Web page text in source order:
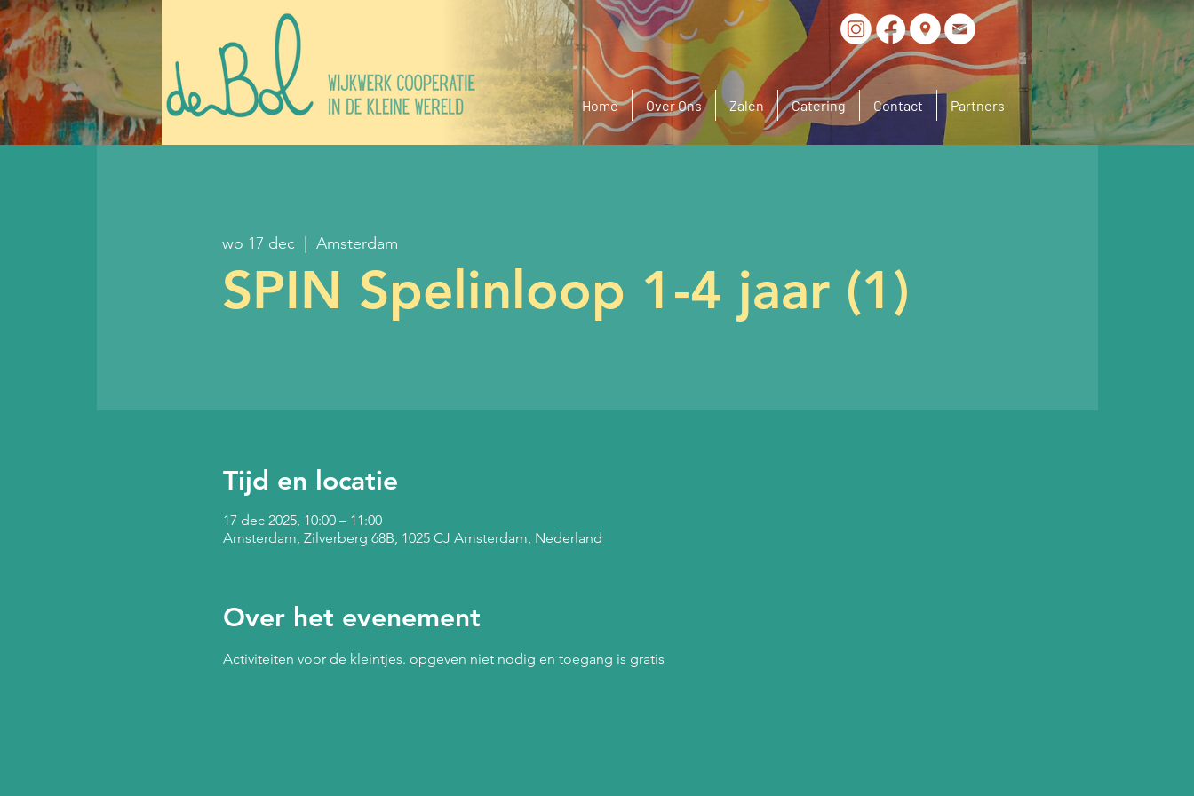
Home Over Ons Zalen Catering Contact Partners
wo 17 dec
  |
Amsterdam
SPIN Spelinloop 1-4 jaar (1)
Tijd en locatie
17 dec 2025, 10:00 – 11:00
Amsterdam, Zilverberg 68B, 1025 CJ Amsterdam, Nederland
Over het evenement
Activiteiten voor de kleintjes. opgeven niet nodig en toegang is gratis